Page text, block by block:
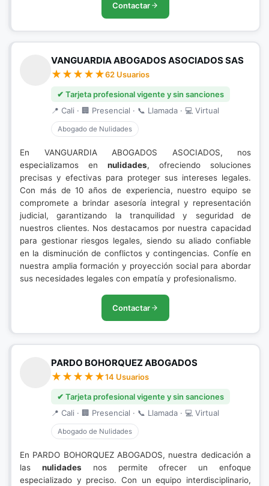
Contactar
VANGUARDIA ABOGADOS ASOCIADOS SAS
62 Usuarios
✔ Tarjeta profesional vigente y sin sanciones
📍 Cali · 🏢 Presencial · 📞 Llamada · 💻 Virtual
Abogado de Nulidades
En VANGUARDIA ABOGADOS ASOCIADOS, nos
especializamos en nulidades, ofreciendo soluciones
precisas y efectivas para proteger sus intereses legales.
Con más de 10 años de experiencia, nuestro equipo se
compromete a brindar asesoría integral y representación
judicial, garantizando la tranquilidad y seguridad de
nuestros clientes. Nos destacamos por nuestra capacidad
para gestionar riesgos legales, siendo su aliado confiable
en la disminución de conflictos y contingencias. Confíe en
nuestra amplia formación y proyección social para abordar
sus necesidades legales con empatía y profesionalismo.
Contactar
PARDO BOHORQUEZ ABOGADOS
14 Usuarios
✔ Tarjeta profesional vigente y sin sanciones
📍 Cali · 🏢 Presencial · 📞 Llamada · 💻 Virtual
Abogado de Nulidades
En PARDO BOHORQUEZ ABOGADOS, nuestra dedicación a
las nulidades nos permite ofrecer un enfoque
especializado y preciso. Con un equipo interdisciplinario,